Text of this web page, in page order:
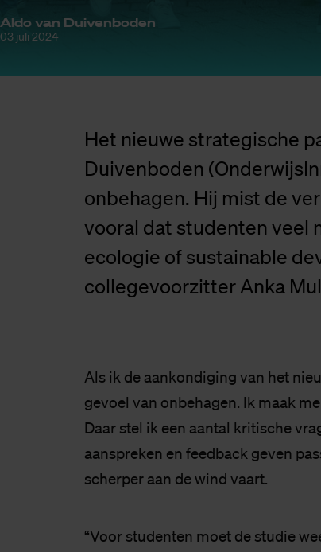
Aldo van Duivenboden
03 juli 2024
Het nieuwe strategische
Duivenboden
onbehagen. Hij mist de
vooral dat studenten veel
ecologie of sustainable
collegevoorzitter Anka
Als ik de aankondiging van het
gevoel van onbehagen. Ik maak
Daar stel ik een aantal kritische
aanspreken en feedback geven
scherper aan de wind vaart.
“Voor studenten moet de studie